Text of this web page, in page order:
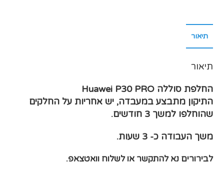
תיאור
תיאור
החלפת סוללה Huawei P30 PRO
התיקון מתבצע במעבדה, יש אחריות על החלקים
שהוחלפו למשך 3 חודשים.
משך העבודה כ- 3 שעות.
לבירורים נא להתקשר או לשלוח וואטצאפ.